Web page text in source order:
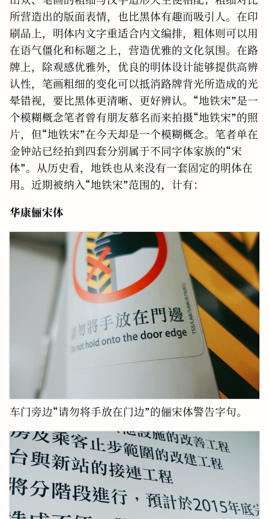
所营造出的版面表情，也比黑体有趣而吸引人。在印
刷品上，明体内文字重适合内文编排，粗体则可以用
在语气僵化和标题之上，营造优雅的文化氛围。在路
牌上，除观感优雅外，优良的明体设计能够提供高辨
认性，笔画粗细的变化可以抵消路牌背光所造成的光
晕错视，要比黑体更清晰、更好辨认。“地铁宋”是一
个模糊概念笔者曾有朋友慕名而来拍摄“地铁宋”的照
片，但“地铁宋”在今天却是一个模糊概念。笔者单在
金钟站已经拍到四套分别属于不同字体家族的“宋
体”。从历史看，地铁也从来没有一套固定的明体在
用。近期被纳入“地铁宋”范围的，计有：
华康俪宋体
车门旁边“请勿将手放在门边”的俪宋体警告字句。